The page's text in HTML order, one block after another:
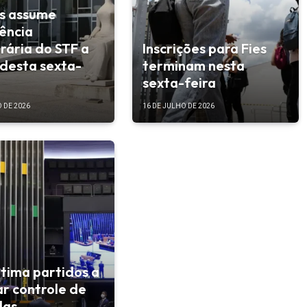
assume
do STF a
sexta-
DE 2026
Inscrições para Fies
terminam nesta
sexta-feira
16 DE JULHO DE 2026
partidos a
controle de